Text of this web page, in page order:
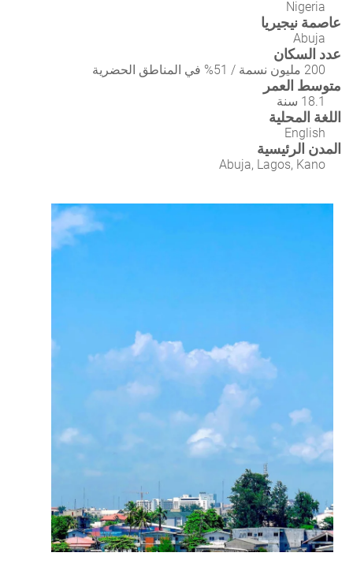
Nigeria
عاصمة نيجيريا
Abuja
عدد السكان
200 مليون نسمة / 51% في المناطق الحضرية
متوسط العمر
18.1 سنة
اللغة المحلية
English
المدن الرئيسية
Abuja, Lagos, Kano